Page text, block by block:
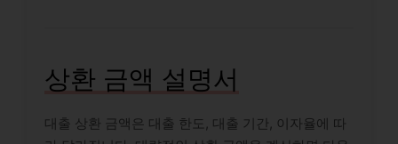
상환 금액 설명서
대출 상환 금액은 대출 한도, 대출 기간, 이자율에 따